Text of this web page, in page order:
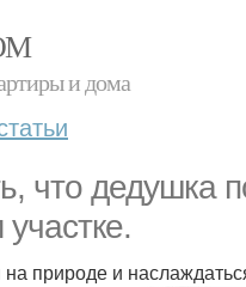
и дома
что дедушка
природе и